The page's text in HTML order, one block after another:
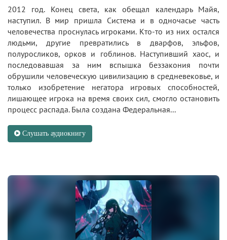
2012 год. Конец света, как обещал календарь Майя,
наступил. В мир пришла Система и в одночасье часть
человечества проснулась игроками. Кто-то из них остался
людьми, другие превратились в дварфов, эльфов,
полуросликов, орков и гоблинов. Наступивший хаос, и
последовавшая за ним вспышка беззакония почти
обрушили человеческую цивилизацию в средневековье, и
только изобретение негатора игровых способностей,
лишающее игрока на время своих сил, смогло остановить
процесс распада. Была создана Федеральная...
Слушать аудиокнигу